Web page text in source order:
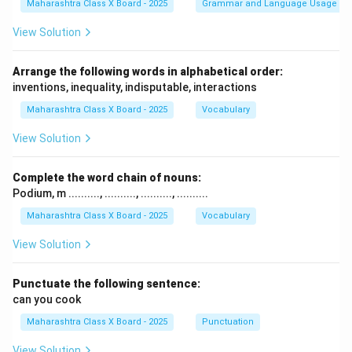
Maharashtra Class X Board - 2025 Grammar and Language Usage
View Solution
Arrange the following words in alphabetical order:
inventions, inequality, indisputable, interactions
Maharashtra Class X Board - 2025 Vocabulary
View Solution
Complete the word chain of nouns:
Podium, m .........., .........., .........., ..........
Maharashtra Class X Board - 2025 Vocabulary
View Solution
Punctuate the following sentence:
can you cook
Maharashtra Class X Board - 2025 Punctuation